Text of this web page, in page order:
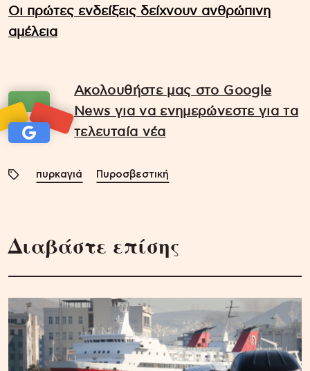
Οι πρώτες ενδείξεις δείχνουν ανθρώπινη
αμέλεια
Ακολουθήστε μας στο Google
News για να ενημερώνεστε για τα
τελευταία νέα
πυρκαγιά Πυροσβεστική
Διαβάστε επίσης